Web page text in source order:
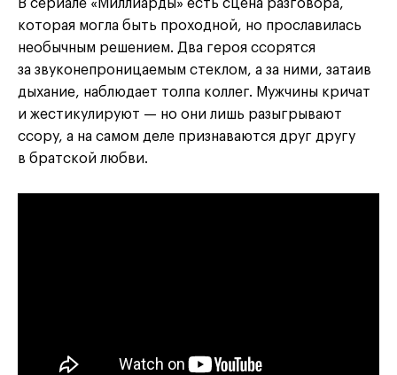
В сериале «Миллиарды» есть сцена разговора,
которая могла быть проходной, но прославилась
необычным решением. Два героя ссорятся
за звуконепроницаемым стеклом, а за ними, затаив
дыхание, наблюдает толпа коллег. Мужчины кричат
и жестикулируют — но они лишь разыгрывают
ссору, а на самом деле признаваются друг другу
в братской любви.